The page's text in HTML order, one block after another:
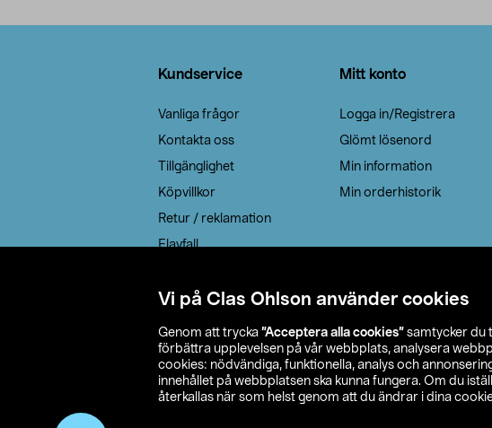
Vi på Clas Ohlson använder cookies
Genom att trycka ”Acceptera alla cookies” samtycker du
förbättra upplevelsen på vår webbplats, analysera
cookies: nödvändiga, funktionella, analys och
innehållet på webbplatsen ska kunna fungera. Om du
återkallas när som helst genom att du ändrar i dina
Kundservice
Vanliga frågor
Kontakta oss
Tillgänglighet
Köpvillkor
Retur / reklamation
Elavfall
Leveransalternativ
Mitt konto
Logga in/Registrera
Glömt lösenord
Min information
Min orderhistorik